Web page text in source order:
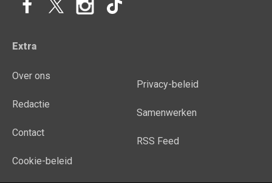
Extra
Over ons
Redactie
Contact
Cookie-beleid
Privacy-beleid
Samenwerken
RSS Feed